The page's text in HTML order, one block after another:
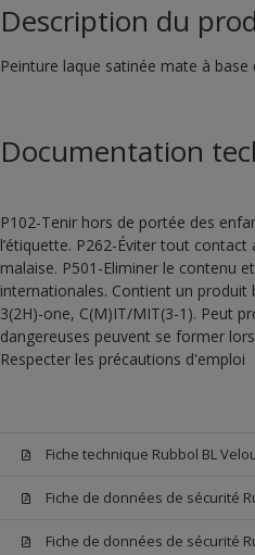
Description du
Peinture laque satinée mate à
Documentation
P102-Tenir hors de portée des
l’étiquette. P262-Éviter tout
malaise. P501-Eliminer le contenu
internationales. Contient un
3(2H)-one, C(M)IT/MIT(3-1). Peut
dangereuses peuvent se former
Respecter les précautions d'emploi
Fiche technique Rubbol BL
Fiche de données de sécurité
Fiche de données de sécurité